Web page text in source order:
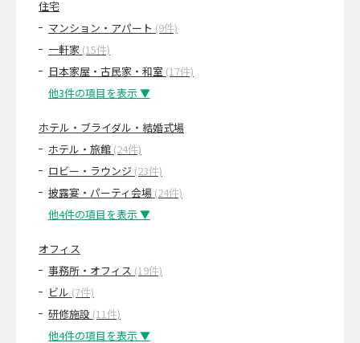
住宅
マンション・アパート (9件)
一軒家 (15件)
日本家屋・古民家・和室 (17件)
他3件の項目を表示 ▼
ホテル・ブライダル・結婚式場
ホテル・旅館 (24件)
ロビー・ラウンジ (23件)
披露宴・パーティ会場 (24件)
他4件の項目を表示 ▼
オフィス
事務所・オフィス (19件)
ビル (7件)
研修施設 (11件)
他4件の項目を表示 ▼